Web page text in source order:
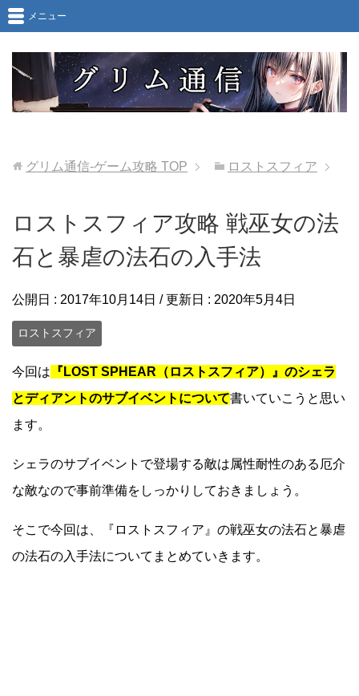
メニュー
グリム通信-ゲーム攻略 TOP ロストスフィア
ロストスフィア攻略 戦巫女の法
石と暴虐の法石の入手法
公開日 : 2017年10月14日 / 更新日 : 2020年5月4日
ロストスフィア
今回は 『LOST SPHEAR（ロストスフィア）』のシェラ
とディアントのサブイベントについて書いていこうと思い
ます。
シェラのサブイベントで登場する敵は属性耐性のある厄介
な敵なので事前準備をしっかりしておきましょう。
そこで今回は、『ロストスフィア』の戦巫女の法石と暴虐
の法石の入手法についてまとめていきます。